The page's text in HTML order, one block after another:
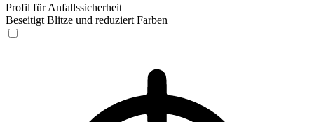
Profil für Anfallssicherheit
Beseitigt Blitze und reduziert Farben